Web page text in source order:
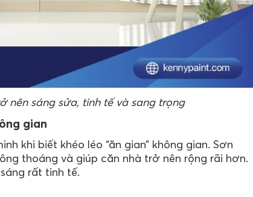
nên sáng sửa, tinh tế và sang trọng
gian
khi biết khéo léo “ăn gian” không gian. Sơn
thoáng và giúp căn nhà trở nên rộng rãi hơn.
rất tinh tế.